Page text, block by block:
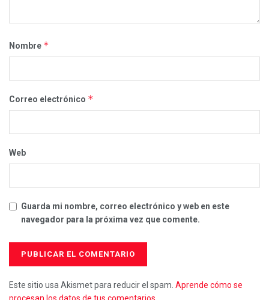
Nombre *
Correo electrónico *
Web
Guarda mi nombre, correo electrónico y web en este
navegador para la próxima vez que comente.
Este sitio usa Akismet para reducir el spam. Aprende cómo se